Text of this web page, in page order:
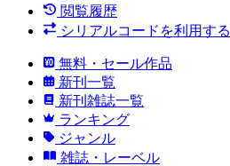
閲覧履歴
シリアルコードを利用する
無料・セール作品
新刊一覧
新刊雑誌一覧
ランキング
ジャンル
雑誌・レーベル